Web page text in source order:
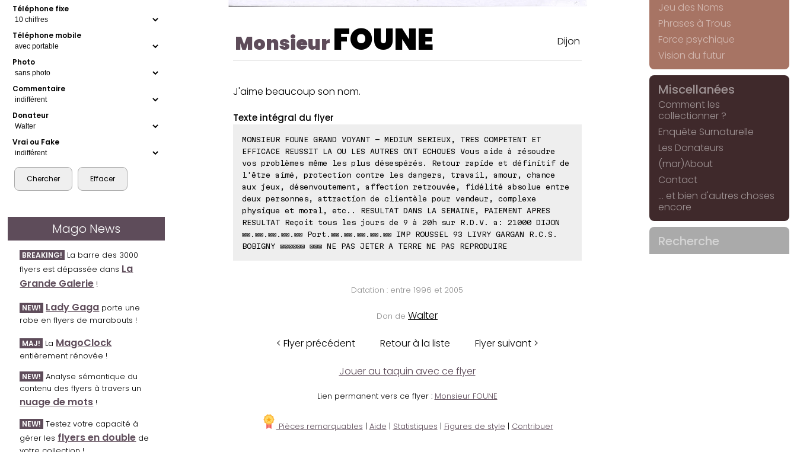
Téléphone fixe
Téléphone mobile
Photo
Commentaire
Donateur
Vrai ou Fake
Mago News
BREAKING! La barre des 3000
flyers est dépassée dans La
Grande Galerie !
NEW! Lady Gaga porte une
robe en flyers de marabouts !
MAJ! La MagoClock
entièrement rénovée !
NEW! Analyse sémantique du
contenu des flyers à travers un
nuage de mots !
NEW! Testez votre capacité à
gérer les flyers en double de
MonsieurFOUNE Dijon
J'aime beaucoup son nom.
Texte intégral du flyer
MONSIEUR FOUNE GRAND VOYANT - MEDIUM SERIEUX, TRES COMPETENT ET
EFFICACE REUSSIT LA OU LES AUTRES ONT ECHOUES Vous aide à résoudre
vos problèmes même les plus désespérés. Retour rapide et définitif de
l'être aimé, protection contre les dangers, travail, amour, chance
aux jeux, désenvoutement, affection retrouvée, fidélité absolue entre
deux personnes, attraction de clientèle pour vendeur, complexe
physique et moral, etc.. RESULTAT DANS LA SEMAINE, PAIEMENT APRES
RESULTAT Reçoit tous les jours de 9 à 20h sur R.D.V. a: 21000 DIJON
⊠⊠.⊠⊠.⊠⊠.⊠⊠.⊠⊠ Port.⊠⊠.⊠⊠.⊠⊠.⊠⊠.⊠⊠ IMP ROUSSEL 93 LIVRY GARGAN R.C.S.
BOBIGNY ⊠⊠⊠⊠⊠⊠ ⊠⊠⊠ NE PAS JETER A TERRE NE PAS REPRODUIRE
Datation : entre 1996 et 2005
Don de Walter
< Flyer précédent Retour à la liste Flyer suivant >
Jouer au taquin avec ce flyer
Lien permanent vers ce flyer : Monsieur FOUNE
Pièces remarquables | Aide | Statistiques | Figures de style | Contribuer
Jeu des Noms
Phrases à Trous
Force psychique
Vision du futur
Miscellanées
Comment les
collectionner ?
Enquête Surnaturelle
Les Donateurs
(mar)About
Contact
... et bien d'autres choses
encore
Recherche